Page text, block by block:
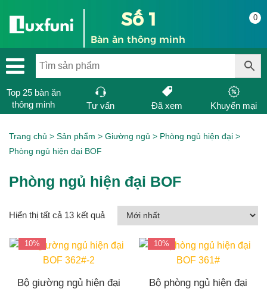
Số 1
Bàn ăn thông minh
0
Top 25 bàn ăn
thông minh
Tư vấn Đã xem Khuyến mại
Trang chủ > Sản phẩm > Giường ngủ > Phòng ngủ hiện đại >
Phòng ngủ hiện đại BOF
Phòng ngủ hiện đại BOF
Hiển thị tất cả 13 kết quả
10%
Bộ giường ngủ hiện đại
10%
Bộ phòng ngủ hiện đại